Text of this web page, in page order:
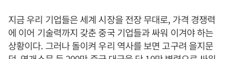
지금 우리 기업들은 세계 시장을 전장 무대로, 가격 경쟁력
에 이어 기술력까지 갖춘 중국 기업들과 싸워 이겨야 하는
상황이다. 그러나 돌이켜 우리 역사를 보면 고구려 을지문